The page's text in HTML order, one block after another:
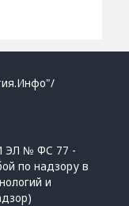
ЭЛ № ФС 77 -
по надзору в
и